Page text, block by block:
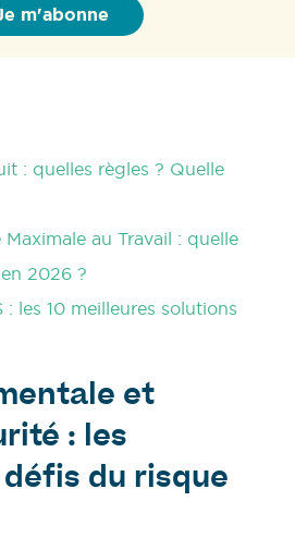
: quelles règles ? Quelle
Maximale au Travail : quelle
2026 ?
: les 10 meilleures solutions
et
: les
du risque